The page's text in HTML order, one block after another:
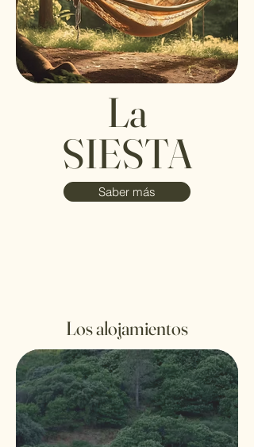
La
SIESTA
Saber más
Los alojamientos